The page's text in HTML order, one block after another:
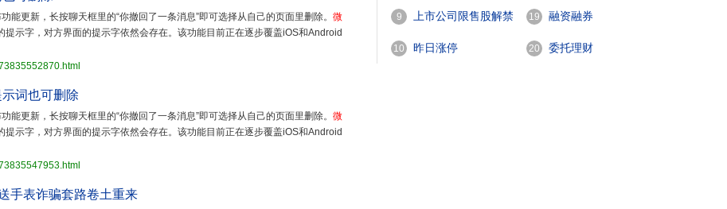
能更新，长按聊天框里的“你撤回了一条消息”即可选择从自己的页面里删除。 微
示字，对方界面的提示字依然会存在。该功能目前正在逐步覆盖iOS和Android
词也可删除
能更新，长按聊天框里的“你撤回了一条消息”即可选择从自己的页面里删除。 微
示字，对方界面的提示字依然会存在。该功能目前正在逐步覆盖iOS和Android
手表诈骗套路卷土重来
9 上市公司限售股解禁
一览
10 昨日涨停
19 融资融券
20 委托理财